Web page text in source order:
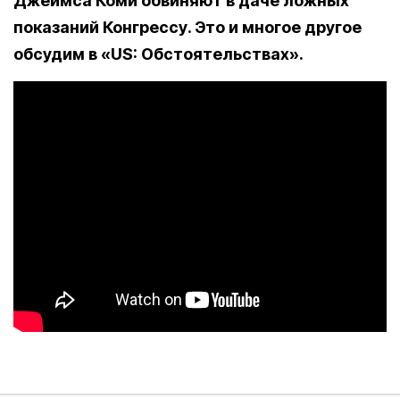
показаний Конгрессу. Это и многое другое
обсудим в «US: Обстоятельствах».